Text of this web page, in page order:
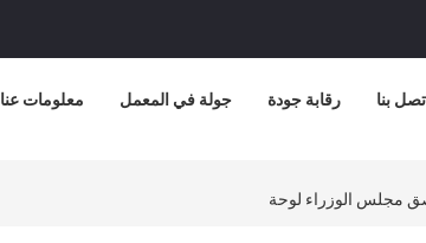
معلومات عنا جولة في المعمل رقابة جودة اتصل بنا
مجلس الوزراء لوحة